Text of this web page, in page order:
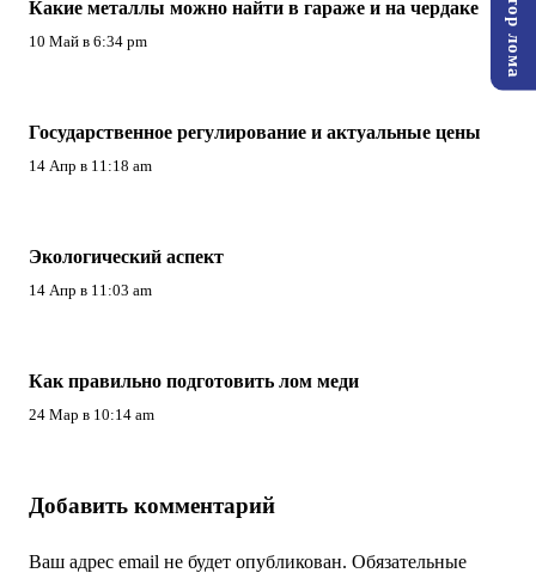
Какие металлы можно найти в гараже и на чердаке
10 Май в 6:34 pm
Государственное регулирование и актуальные цены
14 Апр в 11:18 am
Экологический аспект
14 Апр в 11:03 am
Как правильно подготовить лом меди
24 Мар в 10:14 am
Добавить комментарий
Ваш адрес email не будет опубликован. Обязательные